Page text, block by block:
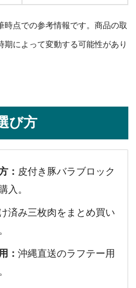
点での参考情報です。商品の取
期によって変動する可能性があり
び方
： 皮付き豚バラブロック
入。
済み三枚肉をまとめ買い
： 沖縄直送のラフテー用